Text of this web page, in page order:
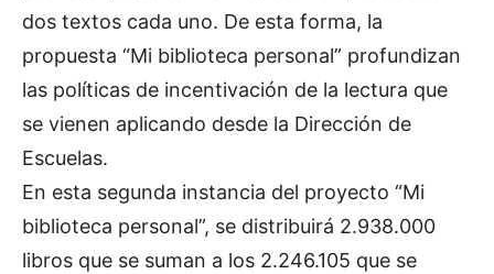
dos textos cada uno. De esta forma, la
propuesta “Mi biblioteca personal” profundizan
las políticas de incentivación de la lectura que
se vienen aplicando desde la Dirección de
Escuelas.
En esta segunda instancia del proyecto “Mi
biblioteca personal”, se distribuirá 2.938.000
libros que se suman a los 2.246.105 que se